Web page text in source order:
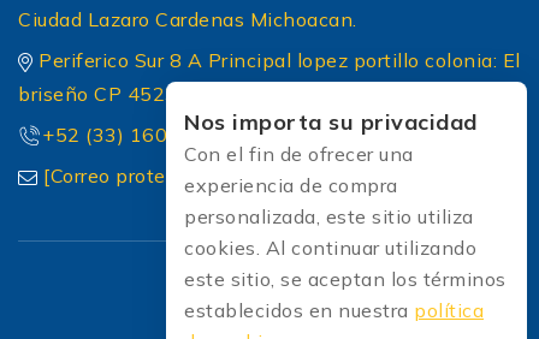
Ciudad Lazaro Cardenas Michoacan.
Periferico Sur 8 A Principal lopez portillo colonia: El
briseño CP 45236 Zapopan Jalisco
+52 (33) 1604 5032
[Correo protected]
Nos importa su privacidad
Con el fin de ofrecer una
experiencia de compra
personalizada, este sitio utiliza
cookies. Al continuar utilizando
este sitio, se aceptan los términos
establecidos en nuestra política